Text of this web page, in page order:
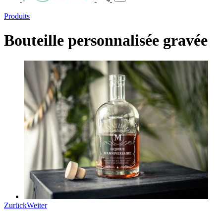
Produits
Bouteille personnalisée gravée
ZurückWeiter